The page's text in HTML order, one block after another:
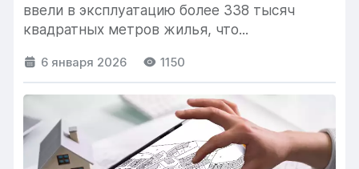
ввели в эксплуатацию более 338 тысяч
квадратных метров жилья, что...
6 января 2026 1150